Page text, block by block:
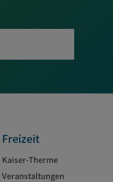
Freizeit
Kaiser-Therme
Veranstaltungen